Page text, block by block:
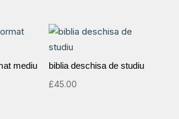
mediu
biblia deschisa de studiu
£45.00